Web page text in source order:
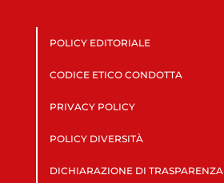
POLICY EDITORIALE
CODICE ETICO CONDOTTA
PRIVACY POLICY
POLICY DIVERSITÀ
DICHIARAZIONE DI TRASPARENZA